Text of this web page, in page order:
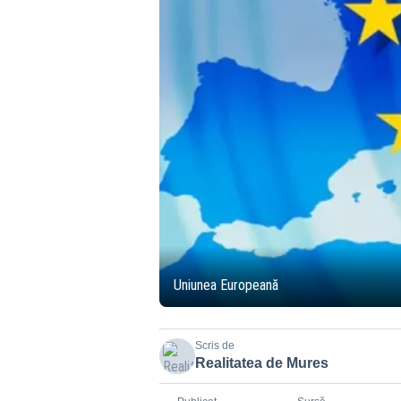
Uniunea Europeană
Scris de
Realitatea de Mures